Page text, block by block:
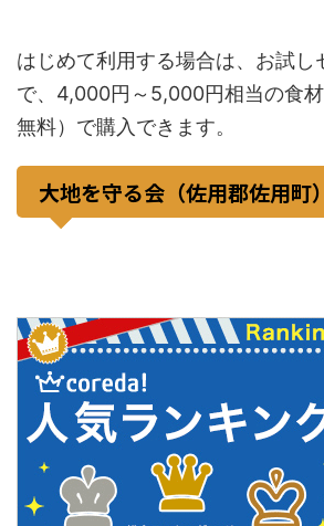
はじめて利用する場合は、お試し
で、4,000円～5,000円相当の食
無料）で購入できます。
大地を守る会（佐用郡佐用町）